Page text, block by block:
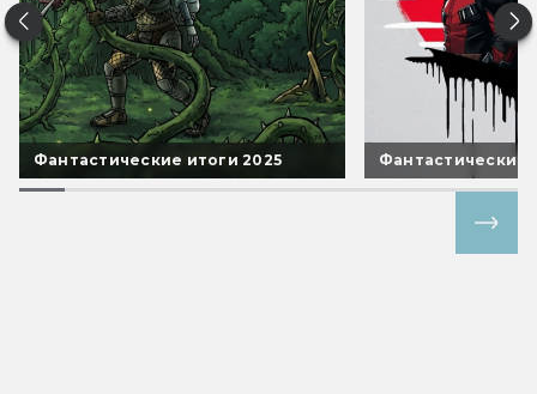
Фантастические итоги 2025 Фантастические